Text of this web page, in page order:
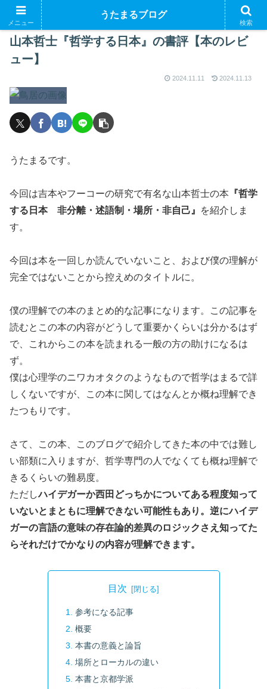
山本哲士『哲学する日本』の書評【本のレビ
ュー】
2024.11.11 2024.11.13
うたまるです。
今回は吉本やフーコーの研究で有名な山本哲士の本 『哲学
する日本 非分離・述語制・場所・非自己』
を紹介しま
す。
今回は本を一回しか読んでいないこと、および僕の理解が
完全ではないことから控えめのタイトルに。
僕の理解での本のまとめ的な記事になります。この記事を
読むとこの本の内容がどうして重要かくらいは分かるはず
で、これからこの本を読まれる一般の方の助けになるは
ず。
僕は心理学のニワカオタクのようなもので哲学はまるで詳
しくないですが、この本に関してはなんとか概ね理解でき
たつもりです。
さて、この本、このブログで紹介してきた本の中では難し
い部類に入りますが、哲学専門の人でなくても概ね理解で
きるくらいの難易度。
ただしハイデガーか西田どっちかについてある程度知って
いないとまともに理解できない可能性もあり。逆にハイデ
ガーの言語の意味の存在論的差異のロジックさえ知ってた
らそれだけでかなりの内容が理解できます。
目次
参考になる記事
概要
本書の意義と論旨
場所とローカルの違い
本書と京都学派
メニュー
うたまるブログ
検索